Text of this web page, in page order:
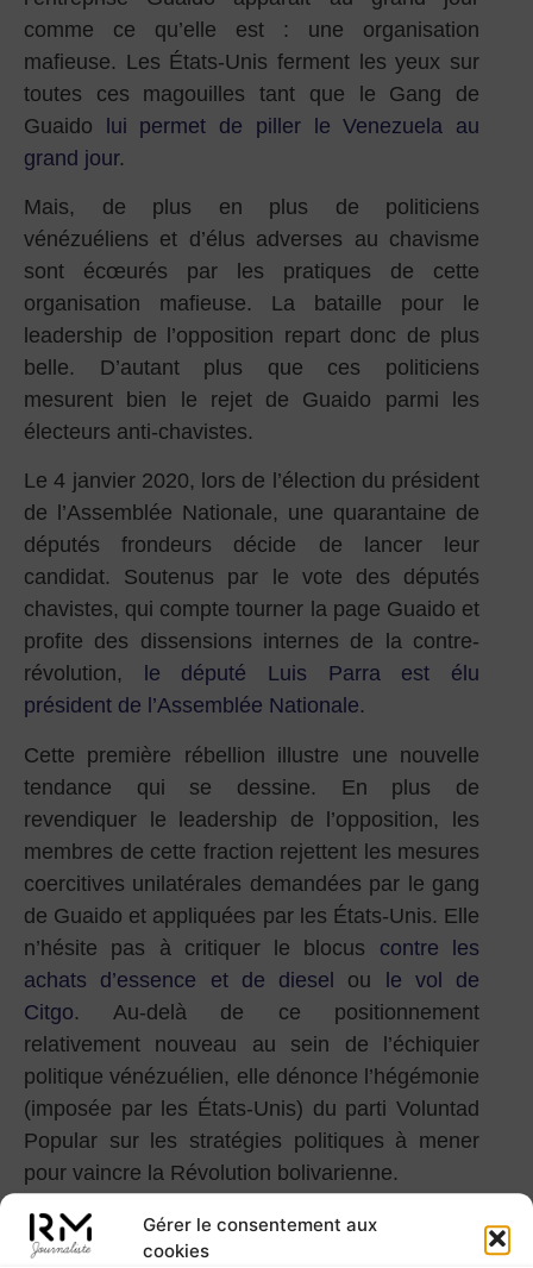
Gérer le consentement aux
cookies
comme ce qu’elle est : une organisation
mafieuse. Les États-Unis ferment les yeux sur
toutes ces magouilles tant que le Gang de
Guaido lui permet de piller le Venezuela au
grand jour.
Mais, de plus en plus de politiciens
vénézuéliens et d’élus adverses au chavisme
sont écœurés par les pratiques de cette
organisation mafieuse. La bataille pour le
leadership de l’opposition repart donc de plus
belle. D’autant plus que ces politiciens
mesurent bien le rejet de Guaido parmi les
électeurs anti-chavistes.
Le 4 janvier 2020, lors de l’élection du président
de l’Assemblée Nationale, une quarantaine de
députés frondeurs décide de lancer leur
candidat. Soutenus par le vote des députés
chavistes, qui compte tourner la page Guaido et
profite des dissensions internes de la contre-
révolution,
le député Luis Parra est élu
président de l’Assemblée Nationale.
Cette première rébellion illustre une nouvelle
tendance qui se dessine. En plus de
revendiquer le leadership de l’opposition, les
membres de cette fraction rejettent les mesures
coercitives unilatérales demandées par le gang
de Guaido et appliquées par les États-Unis. Elle
n’hésite pas à critiquer le blocus contre les
achats d’essence et de diesel ou le vol de
Citgo. Au-delà de ce positionnement
relativement nouveau au sein de l’échiquier
politique vénézuélien, elle dénonce l’hégémonie
(imposée par les États-Unis) du parti Voluntad
Popular sur les stratégies politiques à mener
pour vaincre la Révolution bolivarienne.
La rencontre entre cette fraction de l’opposition
et le gouvernement bolivarien pour élaborer une